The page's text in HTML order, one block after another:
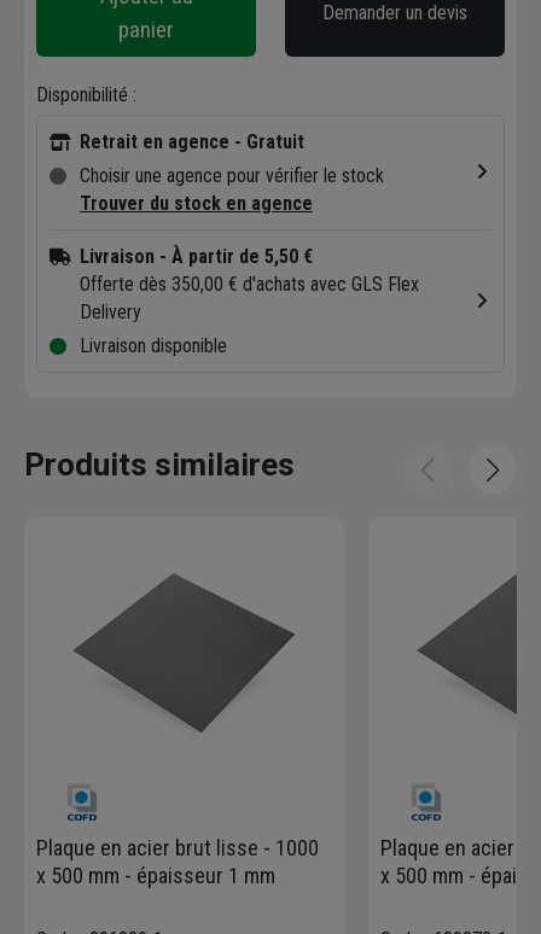
panier
Demander un devis
Disponibilité :
Retrait en agence - Gratuit
Choisir une agence pour vérifier le stock
Trouver du stock en agence
Livraison - À partir de 5,50 €
Offerte dès 350,00 € d'achats avec GLS Flex
Delivery
Livraison disponible
Produits similaires
Plaque en acier brut lisse - 1000
x 500 mm - épaisseur 1 mm
Plaque en acier
x 500 mm -